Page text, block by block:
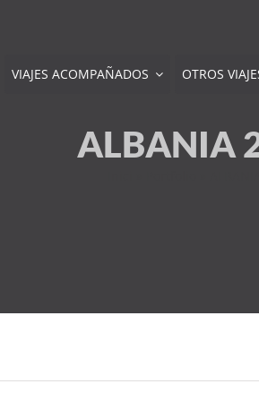
VIAJES ACOMPAÑADOS OTROS
ALBANIA